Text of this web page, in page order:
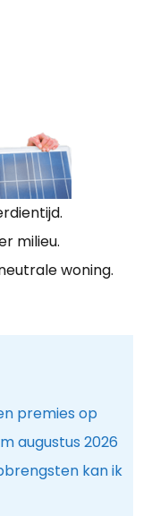
milieu.
woning.
premies op
augustus 2026
kan ik